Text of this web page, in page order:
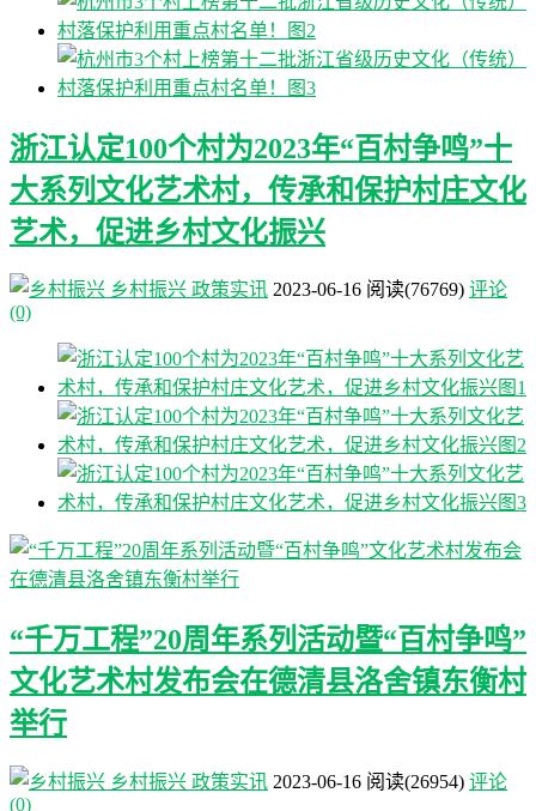
浙江认定100个村为2023年“百村争鸣”十
大系列文化艺术村，传承和保护村庄文化
艺术，促进乡村文化振兴
乡村振兴 政策实讯 2023-06-16 阅读(76769) 评论
(0)
“千万工程”20周年系列活动暨“百村争鸣”
文化艺术村发布会在德清县洛舍镇东衡村
举行
乡村振兴 政策实讯 2023-06-16 阅读(26954) 评论
(0)